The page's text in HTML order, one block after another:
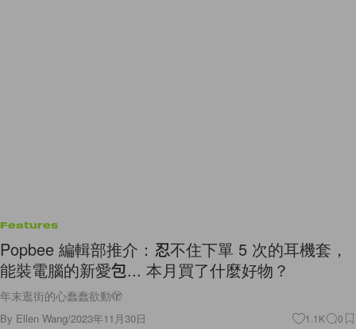
Features
Popbee 編輯部推介：忍不住下單 5 次的耳機套，
能裝電腦的新愛包... 本月買了什麼好物？
年末逛街的心蠢蠢欲動🫣
By Ellen Wang/2023年11月30日 1.1K 0